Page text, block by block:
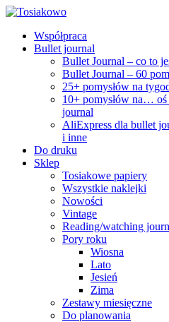
Współpraca
Bullet journal
Bullet Journal – co to
Bullet Journal – 60
25+ pomysłów na
10+ pomysłów na…
journal
AliExpress dla bullet
i inne
Do druku
Sklep
Tosiakowe papiery
Wszystkie naklejki
Nowości
Vintage
Reading/watching
Pory roku
Wiosna
Lato
Jesień
Zima
Zestawy miesięczne
Do planowania